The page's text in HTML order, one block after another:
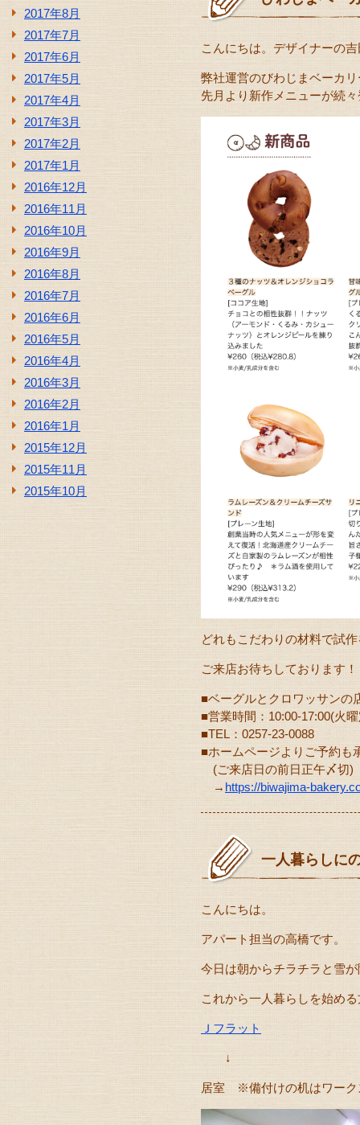
2017年8月
2017年7月
2017年6月
2017年5月
2017年4月
2017年3月
2017年2月
2017年1月
2016年12月
2016年11月
2016年10月
2016年9月
2016年8月
2016年7月
2016年6月
2016年5月
2016年4月
2016年3月
2016年2月
2016年1月
2015年12月
2015年11月
2015年10月
こんにちは。デザイナーの
弊社運営のびわじまベーカ
先月より新作メニューが続
どれもこだわりの材料で試
ご来店お待ちしております！
■ベーグルとクロワッサンの
■営業時間：10:00-17:00(火
■TEL：0257-23-0088
■ホームページよりご予約も
(ご来店日の前日正午〆切)
→ https://biwajima-
一人暮らしに
こんにちは。
アパート担当の高橋です。
今日は朝からチラチラと雪
これから一人暮らしを始め
Ｊフラット
↓
居室 ※備付けの机はワーク